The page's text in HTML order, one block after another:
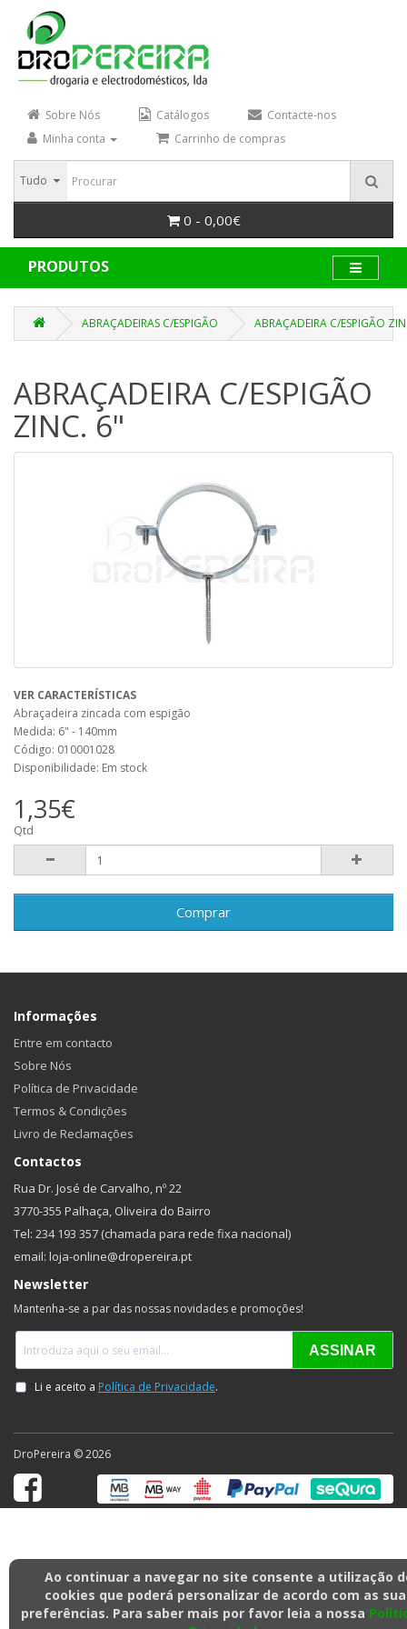
Sobre Nós Catálogos
Contacte-nos
Minha conta
Carrinho de compras
Tudo
0 - 0,00€
PRODUTOS
ABRAÇADEIRAS C/ESPIGÃO ABRAÇADEIRA C/ESPIGÃO
Ao continuar a navegar no site consente a utilização
cookies que poderá personalizar de acordo com as
preferências. Para saber mais por favor leia a nossa
ABRAÇADEIRA C/ESPIGÃO
ZINC. 6"
VER CARACTERÍSTICAS
Abraçadeira zincada com espigão
Medida: 6" - 140mm
Código: 010001028
Disponibilidade: Em stock
1,35€
Qtd
Comprar
Informações
Entre em contacto
Sobre Nós
Política de Privacidade
Termos & Condições
Livro de Reclamações
Contactos
Rua Dr. José de Carvalho, nº 22
3770-355 Palhaça, Oliveira do Bairro
Tel: 234 193 357 (chamada para rede fixa nacional)
email: loja-online@dropereira.pt
Newsletter
Mantenha-se a par das nossas novidades e promoções!
DroPereira © 2026